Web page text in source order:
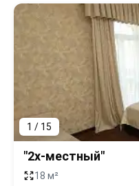
1 / 15
"2х-местный"
18 м²